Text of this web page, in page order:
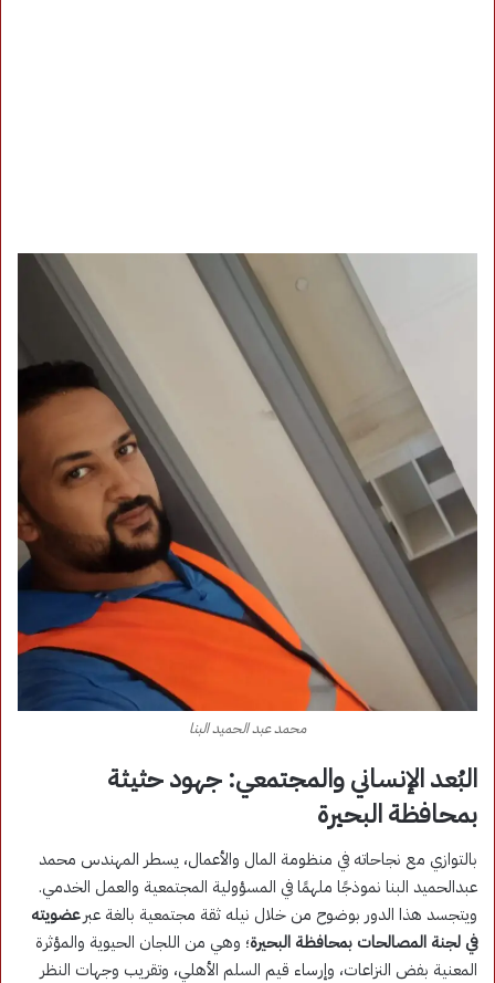
محمد عبد الحميد البنا
البُعد الإنساني والمجتمعي: جهود حثيثة
بمحافظة البحيرة
بالتوازي مع نجاحاته في منظومة المال والأعمال، يسطر المهندس محمد
عبدالحميد البنا نموذجًا ملهمًا في المسؤولية المجتمعية والعمل الخدمي.
ويتجسد هذا الدور بوضوح من خلال نيله ثقة مجتمعية بالغة عبرعضويته
في لجنة المصالحات بمحافظة البحيرة؛ وهي من اللجان الحيوية والمؤثرة
المعنية بفض النزاعات، وإرساء قيم السلم الأهلي، وتقريب وجهات النظر